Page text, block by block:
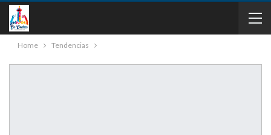
Home Tendencias